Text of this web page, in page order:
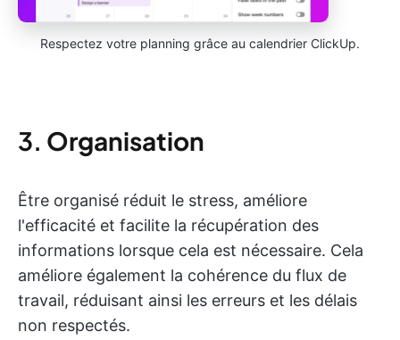
Respectez votre planning grâce au calendrier ClickUp.
3. Organisation
Être organisé réduit le stress, améliore
l'efficacité et facilite la récupération des
informations lorsque cela est nécessaire. Cela
améliore également la cohérence du flux de
travail, réduisant ainsi les erreurs et les délais
non respectés.